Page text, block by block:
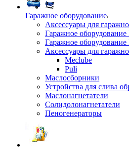
Гаражное оборудование
Аксессуары для
Гаражное оборудование
Гаражное оборудование
Аксессуары для
Meclube
Puli
Маслосборники
Устройства для слива
Маслонагнетатели
Солидолонагнетатели
Пеногенераторы